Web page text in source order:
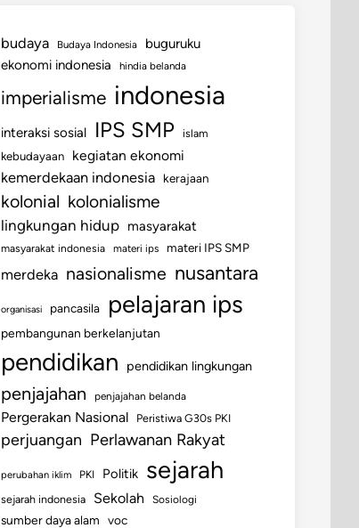
budaya Budaya Indonesia
buguruku
ekonomi indonesia
hindia belanda
imperialisme indonesia
interaksi sosial IPS SMP
islam
kebudayaan
kegiatan ekonomi
kemerdekaan indonesia kerajaan
kolonial kolonialisme
lingkungan hidup masyarakat
masyarakat indonesia materi ips materi IPS SMP
merdeka nasionalisme nusantara
organisasi pancasila pelajaran ips
pembangunan berkelanjutan
pendidikan pendidikan lingkungan
penjajahan penjajahan belanda
Pergerakan Nasional Peristiwa G30s PKI
perjuangan Perlawanan Rakyat
perubahan iklim PKI Politik sejarah
sejarah indonesia Sekolah Sosiologi
sumber daya alam voc